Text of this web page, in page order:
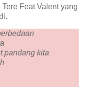
Feat Valent yang
pandang kita